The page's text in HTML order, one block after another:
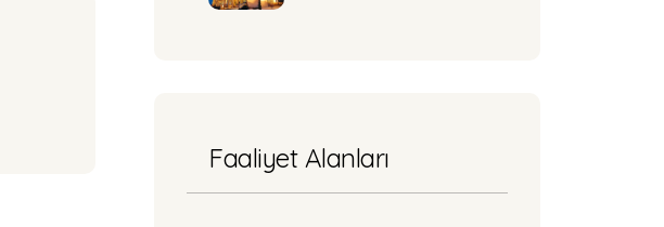
Faaliyet Alanları